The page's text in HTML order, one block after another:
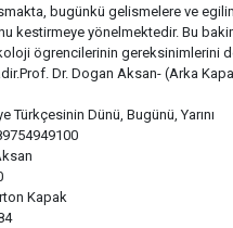
bugünkü gelismelere ve
kestirmeye yönelmektedir. Bu
ögrencilerinin gereksinimlerini
Dr. Dogan Aksan- (Arka
Türkçesinin Dünü, Bugünü, Yarını
Kapak